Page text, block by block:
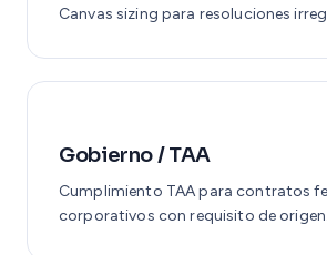
Canvas sizing para resoluciones
Gobierno / TAA
Cumplimiento TAA para contratos
corporativos con requisito de origen.